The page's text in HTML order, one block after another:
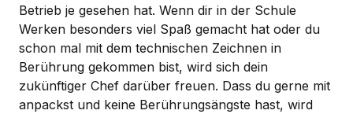
Betrieb je gesehen hat. Wenn dir in der Schule
Werken besonders viel Spaß gemacht hat oder du
schon mal mit dem technischen Zeichnen in
Berührung gekommen bist, wird sich dein
zukünftiger Chef darüber freuen. Dass du gerne mit
anpackst und keine Berührungsängste hast, wird